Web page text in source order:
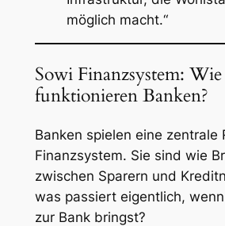
möglich macht.“
Sowi Finanzsystem: Wie
funktionieren Banken?
Banken spielen eine zentrale
Finanzsystem. Sie sind wie
zwischen Sparern und
was passiert eigentlich,
zur Bank bringst?